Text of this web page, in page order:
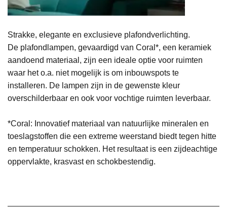
Strakke, elegante en exclusieve plafondverlichting.
De plafondlampen, gevaardigd van Coral*, een keramiek
aandoend materiaal, zijn een ideale optie voor ruimten
waar het o.a. niet mogelijk is om inbouwspots te
installeren. De lampen zijn in de gewenste kleur
overschilderbaar en ook voor vochtige ruimten leverbaar.
*Coral: Innovatief materiaal van natuurlijke mineralen en
toeslagstoffen die een extreme weerstand biedt tegen hitte
en temperatuur schokken. Het resultaat is een zijdeachtige
oppervlakte, krasvast en schokbestendig.